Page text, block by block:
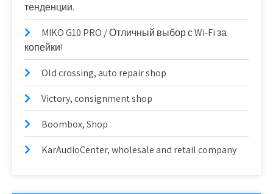
тенденции.
MIKO G10 PRO / Отличный выбор с Wi-Fi за
копейки!
Old crossing, auto repair shop
Victory, consignment shop
Boombox, Shop
KarAudioCenter, wholesale and retail company